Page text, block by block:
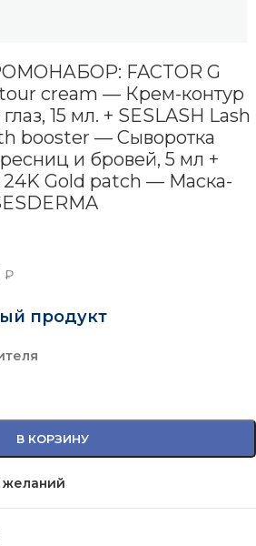
FACTOR G
cream — Крем-контур
15 мл. + SESLASH Lash
booster — Сыворотка
и бровей, 5 мл +
24K Gold patch — Маска-
₽
продукт
В КОРЗИНУ
желаний